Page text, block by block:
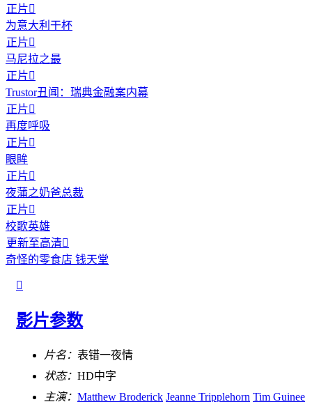
正片
为意大利干杯
正片
马尼拉之最
正片
Trustor丑闻：瑞典金融案内幕
正片
再度呼吸
正片
眼眸
正片
夜蒲之奶爸总裁
正片
校歌英雄
更新至高清
奇怪的零食店 钱天堂

影片参数
片名： 表错一夜情
状态： HD中字
主演： Matthew Broderick Jeanne Tripplehorn Tim Guinee